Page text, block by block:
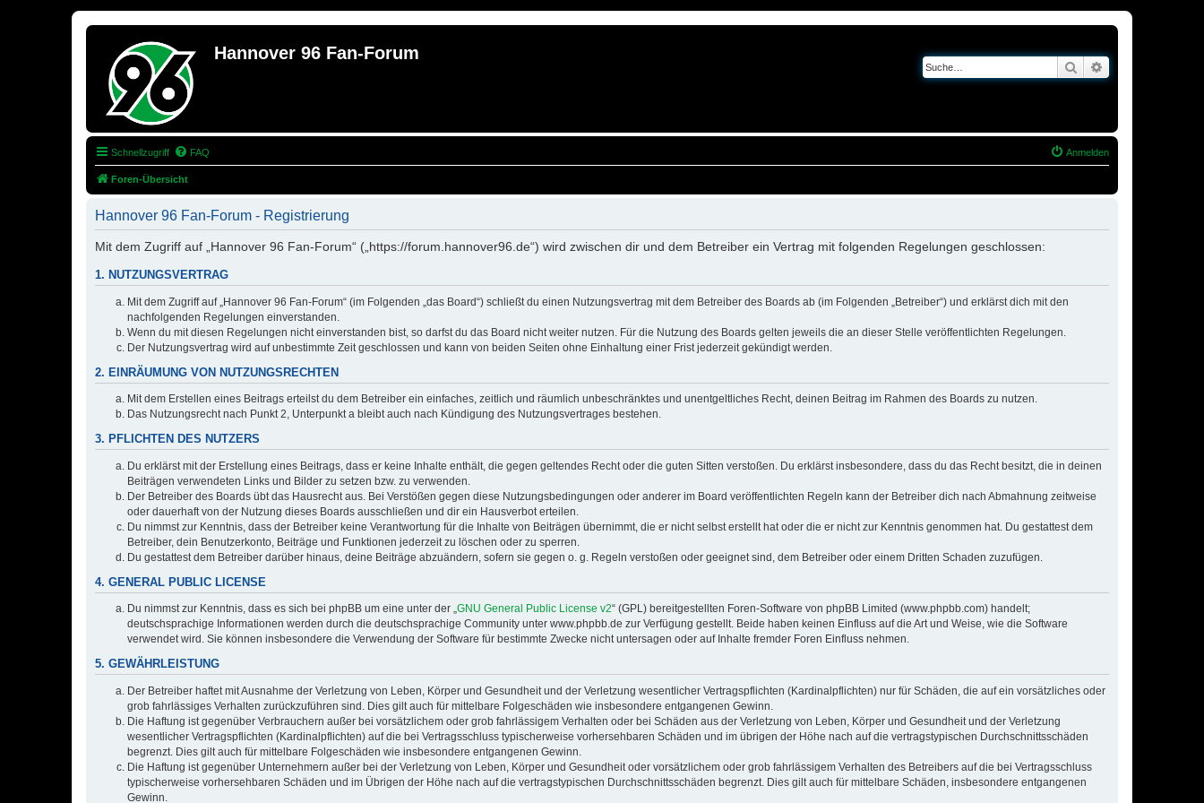
Hannover 96 Fan-Forum
Suche
Schnellzugriff FAQ Anmelden
Foren-Übersicht
Hannover 96 Fan-Forum - Registrierung
Mit dem Zugriff auf „Hannover 96 Fan-Forum“ („https://forum.hannover96.de“) wird zwischen dir und dem Betreiber ein Vertrag mit folgenden Regelungen geschlossen:
1. NUTZUNGSVERTRAG
Mit dem Zugriff auf „Hannover 96 Fan-Forum“ (im Folgenden „das Board“) schließt du einen Nutzungsvertrag mit dem Betreiber des Boards ab (im Folgenden „Betreiber“) und erklärst dich mit den
nachfolgenden Regelungen einverstanden.
Wenn du mit diesen Regelungen nicht einverstanden bist, so darfst du das Board nicht weiter nutzen. Für die Nutzung des Boards gelten jeweils die an dieser Stelle veröffentlichten Regelungen.
Der Nutzungsvertrag wird auf unbestimmte Zeit geschlossen und kann von beiden Seiten ohne Einhaltung einer Frist jederzeit gekündigt werden.
2. EINRÄUMUNG VON NUTZUNGSRECHTEN
Mit dem Erstellen eines Beitrags erteilst du dem Betreiber ein einfaches, zeitlich und räumlich unbeschränktes und unentgeltliches Recht, deinen Beitrag im Rahmen des Boards zu nutzen.
Das Nutzungsrecht nach Punkt 2, Unterpunkt a bleibt auch nach Kündigung des Nutzungsvertrages bestehen.
3. PFLICHTEN DES NUTZERS
Du erklärst mit der Erstellung eines Beitrags, dass er keine Inhalte enthält, die gegen geltendes Recht oder die guten Sitten verstoßen. Du erklärst insbesondere, dass du das Recht besitzt, die in deinen
Beiträgen verwendeten Links und Bilder zu setzen bzw. zu verwenden.
Der Betreiber des Boards übt das Hausrecht aus. Bei Verstößen gegen diese Nutzungsbedingungen oder anderer im Board veröffentlichten Regeln kann der Betreiber dich nach Abmahnung zeitweise
oder dauerhaft von der Nutzung dieses Boards ausschließen und dir ein Hausverbot erteilen.
Du nimmst zur Kenntnis, dass der Betreiber keine Verantwortung für die Inhalte von Beiträgen übernimmt, die er nicht selbst erstellt hat oder die er nicht zur Kenntnis genommen hat. Du gestattest dem
Betreiber, dein Benutzerkonto, Beiträge und Funktionen jederzeit zu löschen oder zu sperren.
Du gestattest dem Betreiber darüber hinaus, deine Beiträge abzuändern, sofern sie gegen o. g. Regeln verstoßen oder geeignet sind, dem Betreiber oder einem Dritten Schaden zuzufügen.
4. GENERAL PUBLIC LICENSE
Du nimmst zur Kenntnis, dass es sich bei phpBB um eine unter der „GNU General Public License v2“ (GPL) bereitgestellten Foren-Software von phpBB Limited (www.phpbb.com) handelt;
deutschsprachige Informationen werden durch die deutschsprachige Community unter www.phpbb.de zur Verfügung gestellt. Beide haben keinen Einfluss auf die Art und Weise, wie die Software
verwendet wird. Sie können insbesondere die Verwendung der Software für bestimmte Zwecke nicht untersagen oder auf Inhalte fremder Foren Einfluss nehmen.
5. GEWÄHRLEISTUNG
Der Betreiber haftet mit Ausnahme der Verletzung von Leben, Körper und Gesundheit und der Verletzung wesentlicher Vertragspflichten (Kardinalpflichten) nur für Schäden, die auf ein vorsätzliches oder
grob fahrlässiges Verhalten zurückzuführen sind. Dies gilt auch für mittelbare Folgeschäden wie insbesondere entgangenen Gewinn.
Die Haftung ist gegenüber Verbrauchern außer bei vorsätzlichem oder grob fahrlässigem Verhalten oder bei Schäden aus der Verletzung von Leben, Körper und Gesundheit und der Verletzung
wesentlicher Vertragspflichten (Kardinalpflichten) auf die bei Vertragsschluss typischerweise vorhersehbaren Schäden und im übrigen der Höhe nach auf die vertragstypischen Durchschnittsschäden
begrenzt. Dies gilt auch für mittelbare Folgeschäden wie insbesondere entgangenen Gewinn.
Die Haftung ist gegenüber Unternehmern außer bei der Verletzung von Leben, Körper und Gesundheit oder vorsätzlichem oder grob fahrlässigem Verhalten des Betreibers auf die bei Vertragsschluss
typischerweise vorhersehbaren Schäden und im Übrigen der Höhe nach auf die vertragstypischen Durchschnittsschäden begrenzt. Dies gilt auch für mittelbare Schäden, insbesondere entgangenen
Gewinn.